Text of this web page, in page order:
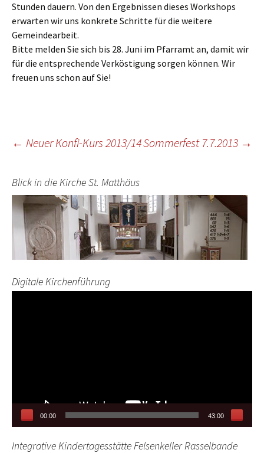
Stunden dauern. Von den Ergebnissen dieses Workshops
erwarten wir uns konkrete Schritte für die weitere
Gemeindearbeit.
Bitte melden Sie sich bis 28. Juni im Pfarramt an, damit wir
für die entsprechende Verköstigung sorgen können. Wir
freuen uns schon auf Sie!
Beitragsnavigation
← Neuer Konfi-Kurs 2013/14Sommerfest 7.7.2013 →
Blick in die Kirche St. Matthäus
Digitale Kirchenführung
00:00 43:00
Integrative Kindertagesstätte Felsenkeller Rasselbande